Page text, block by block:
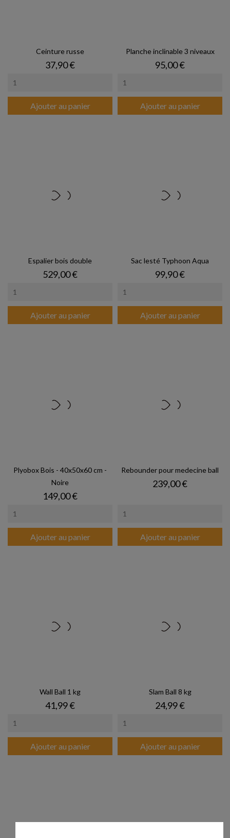
Ceinture russe
Prix
37,90 €
Ajouter au panier
Planche inclinable 3 niveaux
Prix
95,00 €
Ajouter au panier
Espalier bois double
Prix
529,00 €
Ajouter au panier
Sac lesté Typhoon Aqua
Prix
99,90 €
Ajouter au panier
Plyobox Bois - 40x50x60 cm -
Noire
Prix
149,00 €
Ajouter au panier
Rebounder pour medecine ball
Prix
239,00 €
Ajouter au panier
Wall Ball 1 kg
Prix
41,99 €
Ajouter au panier
Slam Ball 8 kg
Prix
24,99 €
Ajouter au panier